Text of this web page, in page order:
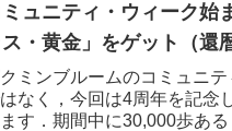
ミュニティ・ウィーク始
・黄金」をゲット（還
クミンブルームのコミュニ
なく，今回は4周年を記念
す．期間中に30,000歩あ